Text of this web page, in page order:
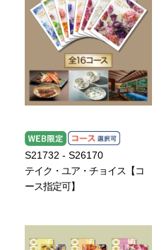
S21732 - S26170
テイク・ユア・チョイス【コ
ース指定可】